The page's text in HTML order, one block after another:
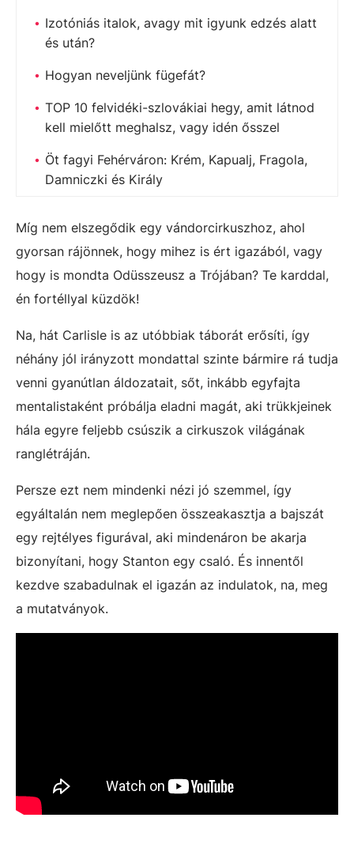
Izotóniás italok, avagy mit igyunk edzés alatt
és után?
Hogyan neveljünk fügefát?
TOP 10 felvidéki-szlovákiai hegy, amit látnod
kell mielőtt meghalsz, vagy idén ősszel
Öt fagyi Fehérváron: Krém, Kapualj, Fragola,
Damniczki és Király
Míg nem elszegődik egy vándorcirkuszhoz, ahol
gyorsan rájönnek, hogy mihez is ért igazából, vagy
hogy is mondta Odüsszeusz a Trójában? Te karddal,
én fortéllyal küzdök!
Na, hát Carlisle is az utóbbiak táborát erősíti, így
néhány jól irányzott mondattal szinte bármire rá tudja
venni gyanútlan áldozatait, sőt, inkább egyfajta
mentalistaként próbálja eladni magát, aki trükkjeinek
hála egyre feljebb csúszik a cirkuszok világának
ranglétráján.
Persze ezt nem mindenki nézi jó szemmel, így
egyáltalán nem meglepően összeakasztja a bajszát
egy rejtélyes figurával, aki mindenáron be akarja
bizonyítani, hogy Stanton egy csaló. És innentől
kezdve szabadulnak el igazán az indulatok, na, meg
a mutatványok.